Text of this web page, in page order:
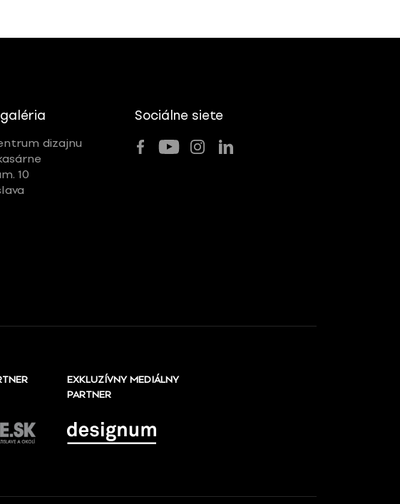
dizajnu
10
Sociálne siete
EXKLUZÍVNY MEDIÁLNY
PARTNER